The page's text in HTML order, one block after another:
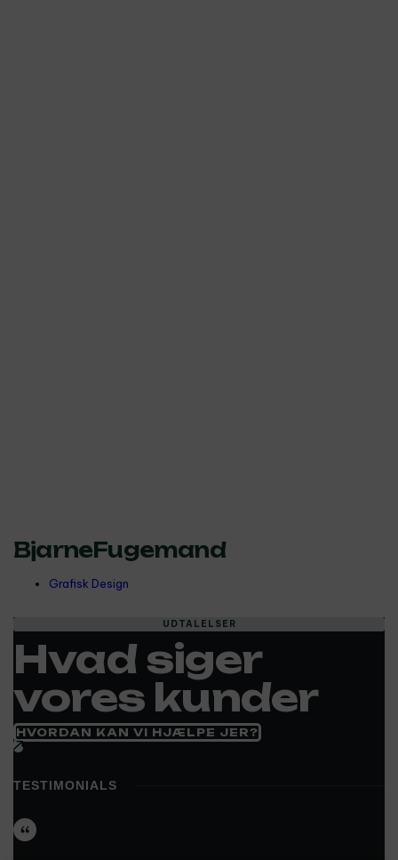
BjarneFugemand
Grafisk Design
UDTALELSER
Hvad siger
vores kunder
HVORDAN KAN VI HJÆLPE JER?
TESTIMONIALS